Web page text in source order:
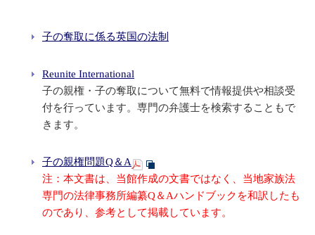
子の奪取に係る英国の法制
Reunite International
子の親権・子の奪取について無料で情報提供や相談受
付を行っています。専門の弁護士を検索することもで
きます。
子の親権問題Q＆A
注：本文書は、当館作成の文書ではなく、当地家族法
専門の法律事務所編纂Q＆Aハンドブックを和訳したも
のであり、参考として掲載しています。